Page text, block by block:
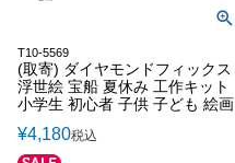
T10-5569
(取寄) ダイヤモンドフィックス
浮世絵 宝船 夏休み 工作キット
小学生 初心者 子供 子ども 絵画
¥4,180税込